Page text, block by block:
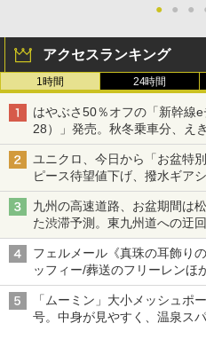
● ● ●
アクセスランキング
1時間 24時間
はやぶさ50％オフの「新幹線
28）」発売。秋冬乗車分、え
ユニクロ、今日から「お盆特
ピース待望値下げ、撥水ギア
九州の高速道路、お盆期間は
た渋滞予測。東九州道への迂
フェルメール《真珠の耳飾り
ッフィー/葬送のフリーレンほ
「ムーミン」大小メッシュポ
号。中身が見やすく、温泉ス